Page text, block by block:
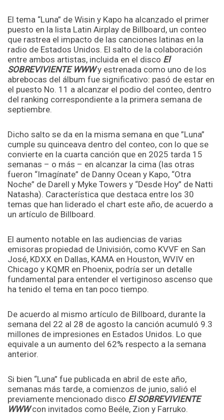
El tema “Luna” de Wisin y Kapo ha alcanzado el primer
puesto en la lista Latin Airplay de Billboard, un conteo
que rastrea el impacto de las canciones latinas en la
radio de Estados Unidos. El salto de la colaboración
entre ambos artistas, incluida en el disco El
SOBREVIVIENTE WWWy estrenada como uno de los
abrebocas del álbum fue significativo: pasó de estar en
el puesto No. 11 a alcanzar el podio del conteo, dentro
del ranking correspondiente a la primera semana de
septiembre.
Dicho salto se da en la misma semana en que ”Luna”
cumple su quinceava dentro del conteo, con lo que se
convierte en la cuarta canción que en 2025 tarda 15
semanas – o más – en alcanzar la cima (las otras
fueron “Imagínate” de Danny Ocean y Kapo, “Otra
Noche” de Darell y Myke Towers y “Desde Hoy” de Natti
Natasha). Característica que destaca entre los 30
temas que han liderado el chart este año, de acuerdo a
un artículo de Billboard.
El aumento notable en las audiencias de varias
emisoras propiedad de Univisión, como KVVF en San
José, KDXX en Dallas, KAMA en Houston, WVIV en
Chicago y KQMR en Phoenix, podría ser un detalle
fundamental para entender el vertiginoso ascenso que
ha tenido el tema en tan poco tiempo.
De acuerdo al mismo artículo de Billboard, durante la
semana del 22 al 28 de agosto la canción acumuló 9.3
millones de impresiones en Estados Unidos. Lo que
equivale a un aumento del 62% respecto a la semana
anterior.
Si bien “Luna” fue publicada en abril de este año,
semanas más tarde, a comienzos de junio, salió el
previamente mencionado disco El SOBREVIVIENTE
WWWcon invitados como Beéle, Zion y Farruko.